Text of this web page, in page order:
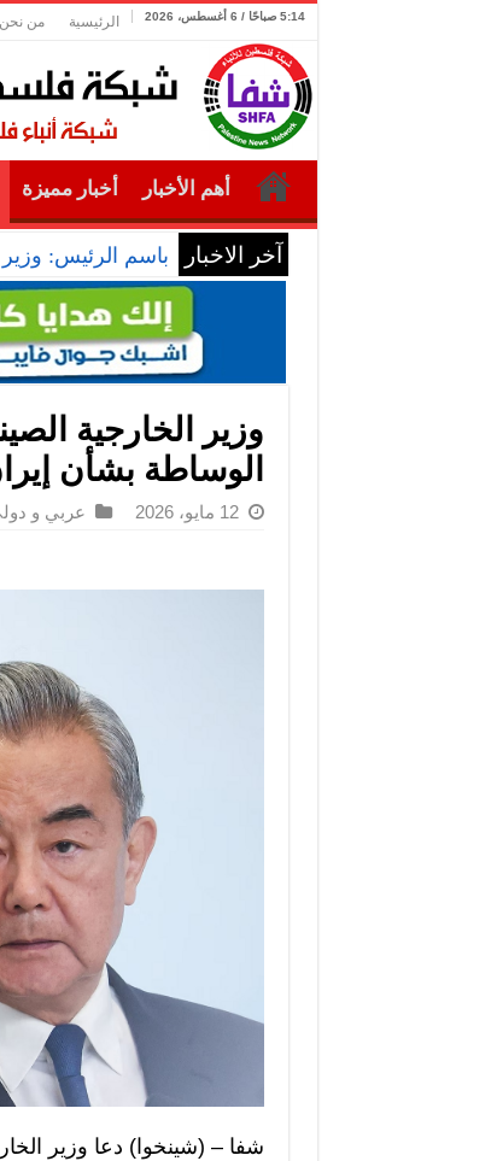
5:14 صباحًا / 6 أغسطس، 2026 الرئيسية من نحن
أهم الأخبار أخبار مميزة
آخر الاخبار باسم الرئيس: وزير
وزير الخارجية
الوساطة بشأن
12 مايو، 2026 عربي و
شفا – (شينخوا) دعا وزير